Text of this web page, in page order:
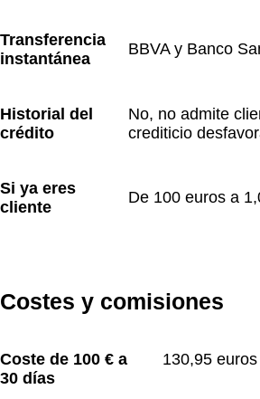
Transferencia
instantánea
BBVA y Banco
Historial del
crédito
No, no admite
crediticio
Si ya eres
cliente
De 100 euros a
Costes y comisiones
Coste de 100 € a
30 días
130,95 euros